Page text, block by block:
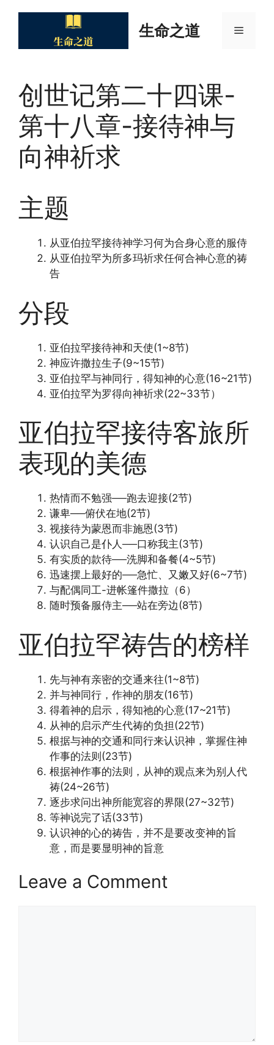
生命之道 Menu
创世记第二十四课-
第十八章-接待神与
向神祈求
主题
从亚伯拉罕接待神学习何为合身心意的服侍
从亚伯拉罕为所多玛祈求任何合神心意的祷
告
分段
亚伯拉罕接待神和天使(1~8节)
神应许撒拉生子(9~15节)
亚伯拉罕与神同行，得知神的心意(16~21节)
亚伯拉罕为罗得向神祈求(22~33节）
亚伯拉罕接待客旅所
表现的美德
热情而不勉强──跑去迎接(2节)
谦卑──俯伏在地(2节)
视接待为蒙恩而非施恩(3节)
认识自己是仆人──口称我主(3节)
有实质的款待──洗脚和备餐(4~5节)
迅速摆上最好的──急忙、又嫩又好(6~7节)
与配偶同工-进帐篷件撒拉（6）
随时预备服侍主──站在旁边(8节)
亚伯拉罕祷告的榜样
先与神有亲密的交通来往(1~8节)
并与神同行，作神的朋友(16节)
得着神的启示，得知祂的心意(17~21节)
从神的启示产生代祷的负担(22节)
根据与神的交通和同行来认识神，掌握住神
作事的法则(23节)
根据神作事的法则，从神的观点来为别人代
祷(24~26节)
逐步求问出神所能宽容的界限(27~32节)
等神说完了话(33节)
认识神的心的祷告，并不是要改变神的旨
意，而是要显明神的旨意
Leave a Comment